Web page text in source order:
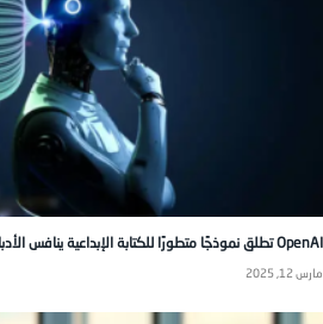
OpenAI تطلق نموذجًا متطورًا للكتابة الإبداعية ينافس الأدباء
مارس 12, 2025